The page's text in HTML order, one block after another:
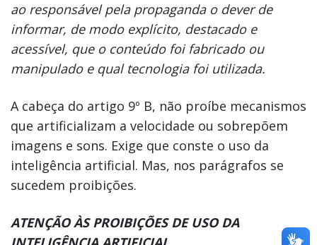
ao responsável pela propaganda o dever de
informar, de modo explícito, destacado e
acessível, que o conteúdo foi fabricado ou
manipulado e qual tecnologia foi utilizada.
A cabeça do artigo 9º B, não proíbe mecanismos
que artificializam a velocidade ou sobrepõem
imagens e sons. Exige que conste o uso da
inteligência artificial. Mas, nos parágrafos se
sucedem proibições.
ATENÇÃO ÀS PROIBIÇÕES DE USO DA